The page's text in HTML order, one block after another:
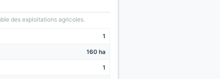
des exploitations agricoles.
1
160 ha
1